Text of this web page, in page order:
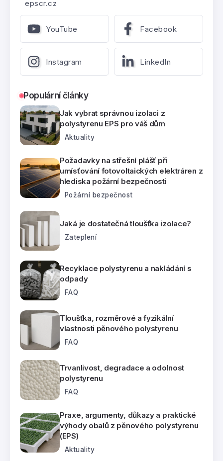
epscr.cz
YouTube Facebook
Instagram LinkedIn
Populární články
Jak vybrat správnou izolaci z
polystyrenu EPS pro váš dům
Aktuality
Požadavky na střešní plášť při
umísťování fotovoltaických elektráren z
hlediska požární bezpečnosti
Požární bezpečnost
Jaká je dostatečná tloušťka izolace?
Zateplení
Recyklace polystyrenu a nakládání s
odpady
FAQ
Tloušťka, rozměrové a fyzikální
vlastnosti pěnového polystyrenu
FAQ
Trvanlivost, degradace a odolnost
polystyrenu
FAQ
Praxe, argumenty, důkazy a praktické
výhody obalů z pěnového polystyrenu
(EPS)
Aktuality